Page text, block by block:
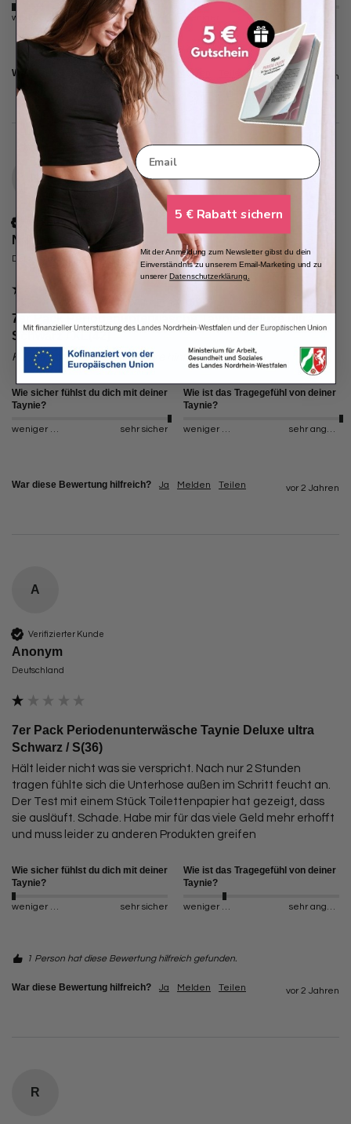
weniger sicher sehr sicher
War diese Bewertung hilfreich? Ja Melden Teilen vor 2 Jahren
Verifizierter Kunde
Nadine
Deutschland
7er Pack Periodenunterwäsche Taynie Deluxe ultra
Schwarz / XL(42)
Kunde hat keine Kommentare hinterlassen.
Wie sicher fühlst du dich mit deiner
Taynie?
weniger sicher sehr sicher
Wie ist das Tragegefühl von deiner
Taynie?
weniger angenehm sehr angenehm
War diese Bewertung hilfreich? Ja Melden Teilen vor 2 Jahren
A
Verifizierter Kunde
Anonym
Deutschland
7er Pack Periodenunterwäsche Taynie Deluxe ultra
Schwarz / S(36)
Hält leider nicht was sie verspricht. Nach nur 2 Stunden
tragen fühlte sich die Unterhose außen im Schritt feucht an.
Der Test mit einem Stück Toilettenpapier hat gezeigt, dass
sie ausläuft. Schade. Habe mir für das viele Geld mehr erhofft
und muss leider zu anderen Produkten greifen
Wie sicher fühlst du dich mit deiner
Taynie?
weniger sicher sehr sicher
Wie ist das Tragegefühl von deiner
Taynie?
weniger angenehm sehr angenehm
1 Person hat diese Bewertung hilfreich gefunden.
War diese Bewertung hilfreich? Ja Melden Teilen vor 2 Jahren
R
Email
5 € Rabatt sichern
Mit der Anmeldung zum Newsletter gibst du dein
Einverständnis zu unserem Email-Marketing und zu
unsererDatenschutzerklärung